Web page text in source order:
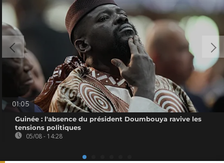
01:05
Guinée : l'absence du président Doumbouya ravive les
tensions politiques
05/08 - 14:28